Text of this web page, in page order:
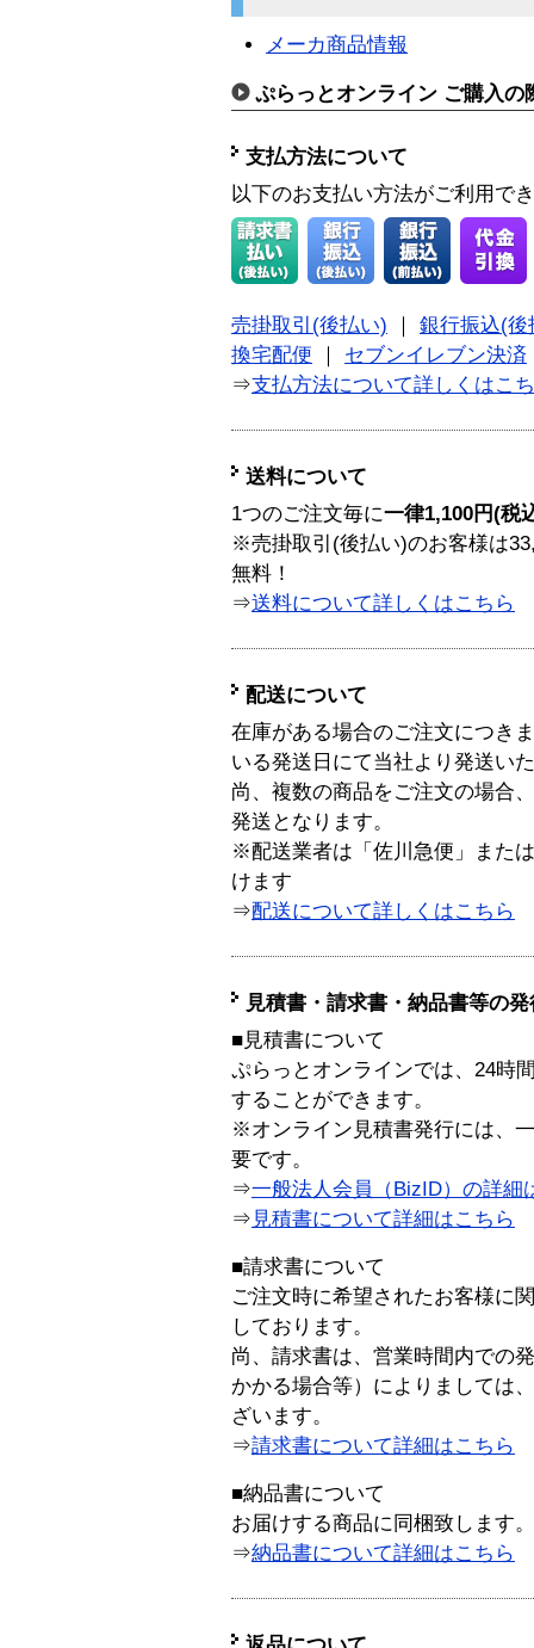
メーカ商品情報
ぷらっとオンライン ご購入の
支払方法について
以下のお支払い方法がご利用で
売掛取引(後払い)
銀行振込(後
換宅配便
セブンイレブン決済
⇒支払方法について詳しくはこ
送料について
1つのご注文毎に一律1,100円(税
※売掛取引(後払い)のお客様は
無料！
⇒送料について詳しくはこちら
配送について
在庫がある場合のご注文につき
いる発送日にて当社より発送い
尚、複数の商品をご注文の場合
発送となります。
※配送業者は「佐川急便」また
けます
⇒配送について詳しくはこちら
見積書・請求書・納品書等の
■見積書について
ぷらっとオンラインでは、24時
することができます。
※オンライン見積書発行には、
要です。
⇒一般法人会員（BizID）の詳細
⇒ 見積書について詳細はこちら
■請求書について
ご注文時に希望されたお客様に
しております。
尚、請求書は、営業時間内での
かかる場合等）によりましては
ざいます。
⇒請求書について詳細はこちら
■納品書について
お届けする商品に同梱致します。
⇒納品書について詳細はこちら